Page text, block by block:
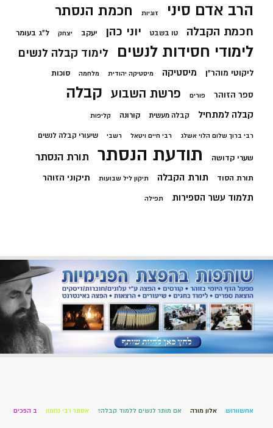
הרב אדם סיני זוגיות חכמת הנסתר
חכמת הקבלה טו בשבט יוני כהן יעקב יצחק ל"ג בעומר
לימודי חסידות לנשים לימוד קבלה לנשים
ליקוטי מוהר"ן מיסטיקה מיסטיקה יהודית מלחמה סוכות
ספר הזוהר פורים פרשת השבוע קבלה
קבלה למתחיל קבלה מעשית קורונה קליפות
רבי ברוך שלום הלוי אשלג רבי חיים ויטאל רשבי שיעורי קבלה לנשים
שערי קדושה תודעת הנסתר תורת הנסתר
תורת הסוד תורת הקבלה תיקון ליל שבועות תיקוני הזוהר
תלמוד עשר הספירות תפילה
אחשוורוש אלון מורה אם מותר לנשים ללמוד קבלה? אסתר רבי נחמון ב הפכים